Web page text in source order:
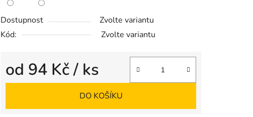
Dostupnost
Zvolte variantu
Kód:
Zvolte variantu
od 94 Kč/ ks
Měrná cena:
DO KOŠÍKU